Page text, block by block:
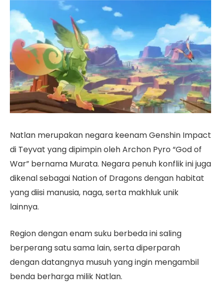
Natlan merupakan negara keenam Genshin Impact
di Teyvat yang dipimpin oleh Archon Pyro “God of
War” bernama Murata. Negara penuh konflik ini juga
dikenal sebagai Nation of Dragons dengan habitat
yang diisi manusia, naga, serta makhluk unik
lainnya.
Region dengan enam suku berbeda ini saling
berperang satu sama lain, serta diperparah
dengan datangnya musuh yang ingin mengambil
benda berharga milik Natlan.